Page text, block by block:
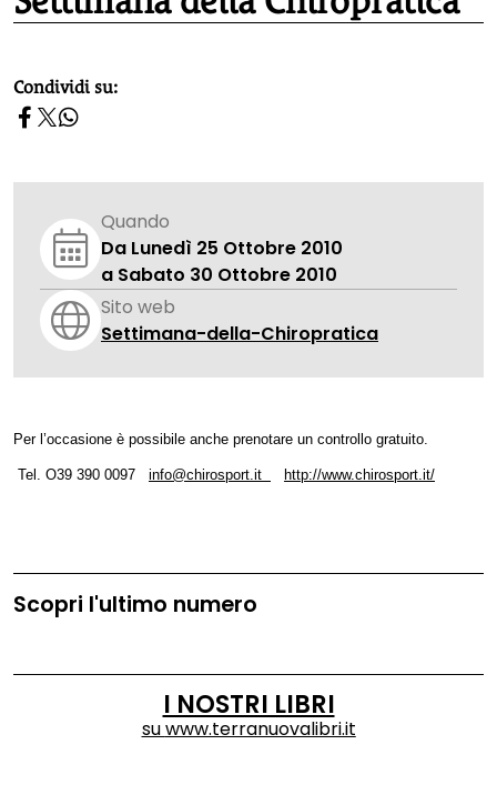
homepage h2
Condividi su:
Quando
Da Lunedì 25 Ottobre 2010
a Sabato 30 Ottobre 2010
Sito web
Settimana-della-Chiropratica
Per l’occasione è possibile anche prenotare un controllo gratuito.
Tel. O39 390 0097 info@chirosport.it http://www.chirosport.it/
Scopri l'ultimo numero
I NOSTRI LIBRI
suwww.terranuovalibri.it